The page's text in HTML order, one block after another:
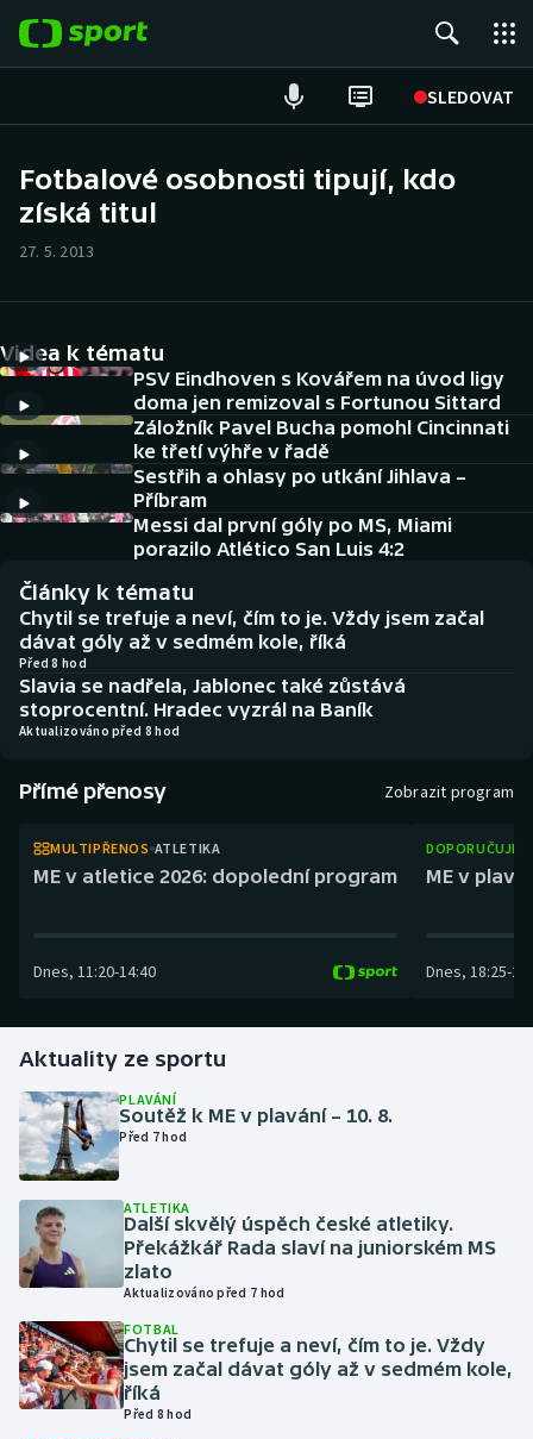
SLEDOVAT
Hokej
Cyklistika
DALŠÍ SPORTY
Americký fotbal
Baseball a softbal
Basketbal
Biatlon
Boby a skeleton
Box
Curling
Golf
Gymnastika
Házená
Jezdectví
Judo
Krasobruslení
Lezení
NEPŘEHLÉDNĚTE
Historické návraty
Aplikace ČT sport
AZ kvíz
Fotbalové osobnosti tipují, kdo
získá titul
27. 5. 2013
Videa k tématu
PSV Eindhoven s Kovářem na úvod ligy
doma jen remizoval s Fortunou Sittard
Záložník Pavel Bucha pomohl Cincinnati
ke třetí výhře v řadě
Sestřih a ohlasy po utkání Jihlava –
Příbram
Messi dal první góly po MS, Miami
porazilo Atlético San Luis 4:2
Články k tématu
Chytil se trefuje a neví, čím to je. Vždy jsem začal
dávat góly až v sedmém kole, říká
Před 8 hod
Slavia se nadřela, Jablonec také zůstává
stoprocentní. Hradec vyzrál na Baník
Aktualizováno před 8 hod
Přímé přenosy Zobrazit program
MULTIPŘENOS ATLETIKA
ME v atletice 2026: dopolední program
Dnes, 11:20-14:40
ME v
Dnes, 18:25-
Aktuality ze sportu
PLAVÁNÍ
Soutěž k ME v plavání – 10. 8.
Před 7 hod
ATLETIKA
Další skvělý úspěch české atletiky.
Překážkář Rada slaví na juniorském MS
zlato
Aktualizováno před 7 hod
FOTBAL
Chytil se trefuje a neví, čím to je. Vždy
jsem začal dávat góly až v sedmém kole,
říká
Před 8 hod